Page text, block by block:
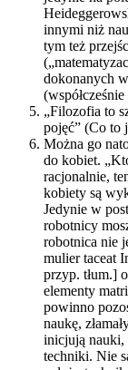
innymi niż
tym też
dokonanych
„Filozofia to
pojęć” (Co to
Można go
do kobiet.
racjonalnie,
kobiety są
Jedynie w
robotnicy
robotnica nie
mulier taceat
przyp. tłum.]
elementy
powinno
naukę,
inicjują nauki,
techniki. Nie